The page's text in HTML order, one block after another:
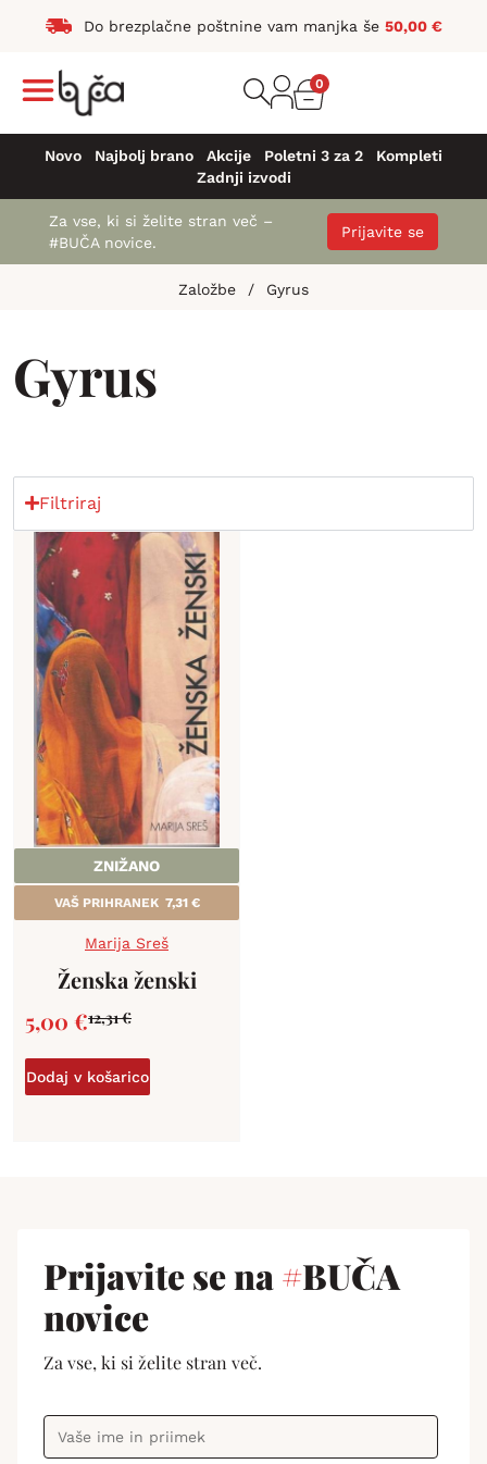
Do brezplačne poštnine vam manjka še 50,00 €
0
Novo Najbolj brano Akcije Poletni 3 za 2
Kompleti
Zadnji izvodi
Za vse, ki si želite stran več –
#BUČA novice.
Prijavite se
Založbe / Gyrus
Gyrus
Filtriraj
ZNIŽANO
VAŠ PRIHRANEK 7,31 €
Marija Sreš
Ženska ženski
12,31€
5,00 €
Dodaj v košarico
Prijavite se na#BUČA
novice
Za vse, ki si želite stran več.